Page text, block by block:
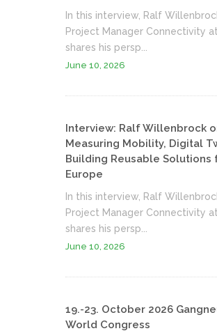
In this interview, Ralf
Project Manager Connectivity at
shares his persp...
June 10, 2026
Interview: Ralf Willenbrock
Measuring Mobility, Digital
Building Reusable Solutions
Europe
In this interview, Ralf
Project Manager Connectivity at
shares his persp...
June 10, 2026
19.-23. October 2026
World Congress